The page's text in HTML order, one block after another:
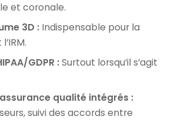
et coronale.
3D : Indispensable pour la
GDPR :Surtout lorsqu’il s’agit
qualité intégrés :
suivi des accords entre